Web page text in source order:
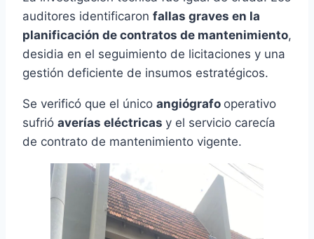
auditores identificaron fallas graves en la
planificación de contratos de mantenimiento,
desidia en el seguimiento de licitaciones y una
gestión deficiente de insumos estratégicos.
Se verificó que el único angiógrafo operativo
sufrió averías eléctricas y el servicio carecía
de contrato de mantenimiento vigente.